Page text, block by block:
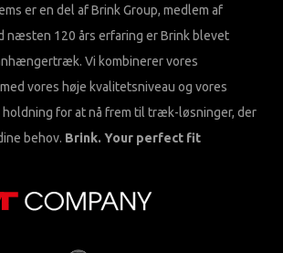
er en del af Brink Group, medlem af
næsten 120 års erfaring er Brink blevet
Vi kombinerer vores
vores høje kvalitetsniveau og vores
for at nå frem til træk-løsninger, der
behov. Brink. Your perfect fit